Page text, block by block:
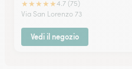
★★★★★4.7 (75)
Via San Lorenzo 73
Vedi il negozio